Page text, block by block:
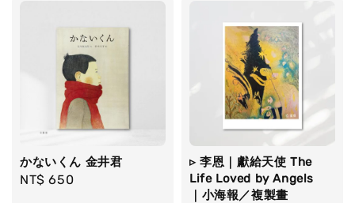
かないくん 金井君
Regular
NT$ 650
▹ 李恩｜獻給天使 The
Life Loved by Angels
｜小海報／複製畫